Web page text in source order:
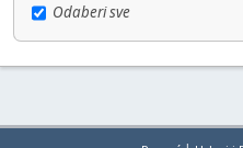
Odaberi sve